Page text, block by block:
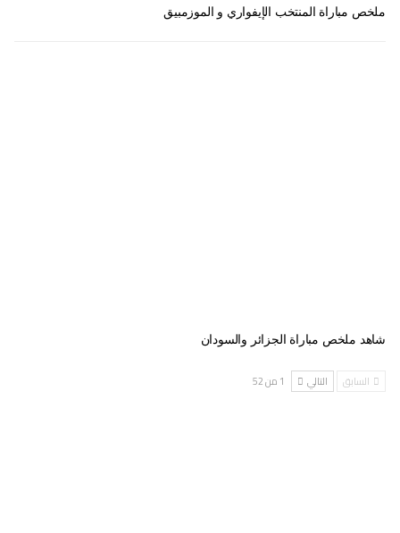
ملخص مباراة المنتخب الإيفواري و الموزمبيق
شاهد ملخص مباراة الجزائر والسودان
السابق التالي 1 من 52